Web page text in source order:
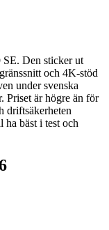
Den sticker ut
och 4K-stöd
under svenska
Priset är högre än för
driftsäkerheten
bäst i test och